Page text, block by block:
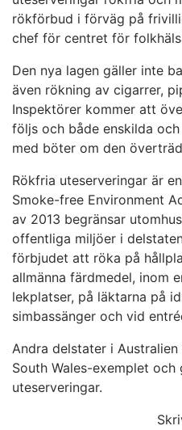
rökförbud i förväg på
chef för centret för
Den nya lagen gäller inte
även rökning av cigarrer,
Inspektörer kommer att
följs och både enskilda
med böter om den
Rökfria uteserveringar är
Smoke-free Environment
av 2013 begränsar
offentliga miljöer i
förbjudet att röka på
allmänna färdmedel, inom
lekplatser, på läktarna på
simbassänger och vid
Andra delstater i
South Wales-exemplet
uteserveringar.